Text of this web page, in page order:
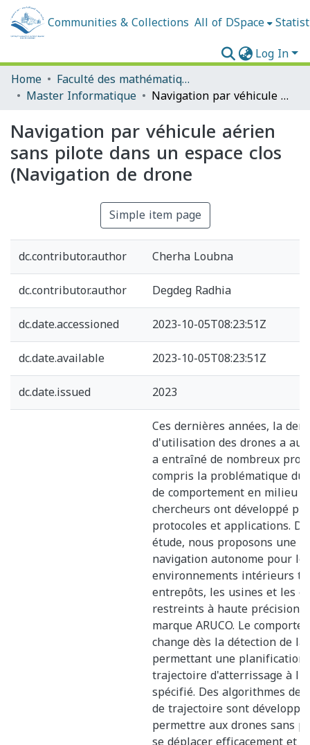
Communities & Collections All of DSpace
Log In
Home
Faculté des mathématiques et de l'informatique
Master Informatique Navigation par véhicule aérien sans pilote dans un espace clos (Navigation de drone
Navigation par véhicule aérien
sans pilote dans un espace clos
(Navigation de drone
Simple item page
dc.contributor.author
Cherha Loubna
dc.contributor.author
Degdeg Radhia
dc.date.accessioned
2023-10-05T08:23:51Z
dc.date.available
2023-10-05T08:23:51Z
dc.date.issued
2023
Ces dernières années, la
d'utilisation des drones a
a entraîné de nombreux
compris la problématique du
de comportement en milieu
chercheurs ont développé
protocoles et applications.
étude, nous proposons une
navigation autonome pour les
environnements intérieurs
entrepôts, les usines et les
restreints à haute précision
marque ARUCO. Le
change dès la détection de la
permettant une planification
trajectoire d'atterrissage à
spécifié. Des algorithmes de
de trajectoire sont
permettre aux drones sans